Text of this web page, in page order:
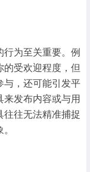
行为至关重要。例
的受欢迎程度，但
与，还可能引发平
发布内容或与用
往往无法精准捕捉